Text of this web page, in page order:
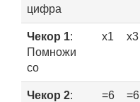
цифра
Чекор 1:
Помножи
со
x1 x3
Чекор 2:
=6 =6